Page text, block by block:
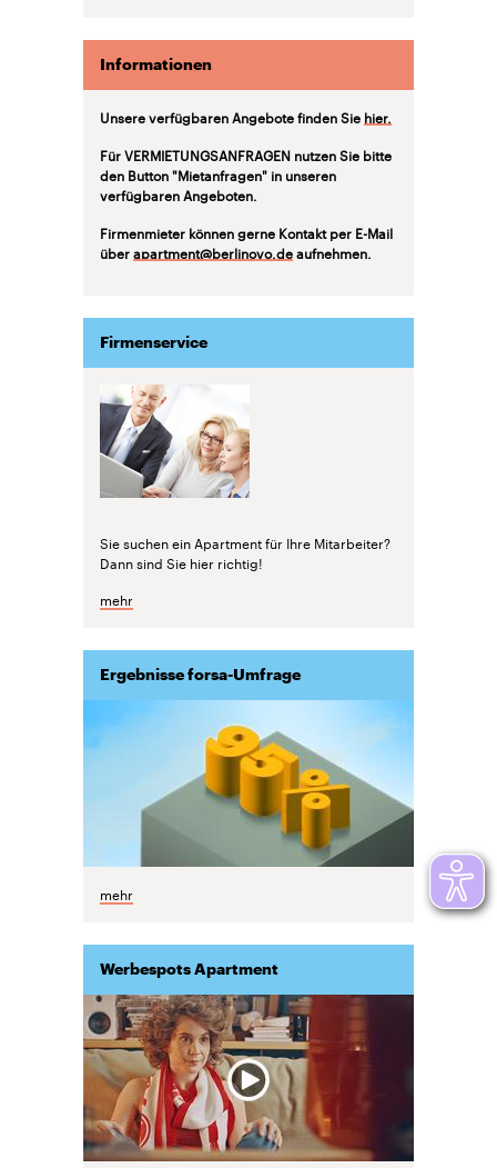
Informationen
Unsere verfügbaren Angebote finden Sie hier.
Für VERMIETUNGSANFRAGEN nutzen Sie bitte
den Button "Mietanfragen" in unseren
verfügbaren Angeboten.
Firmenmieter können gerne Kontakt per E-Mail
überapartment@berlinovo.deaufnehmen.
Firmenservice
Sie suchen ein Apartment für Ihre Mitarbeiter?
Dann sind Sie hier richtig!
mehr
Ergebnisse forsa-Umfrage
mehr
Werbespots Apartment